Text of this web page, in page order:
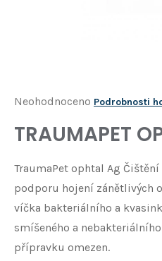
Průměrné
produktu
z
Neohodnoceno Podrobnosti
TRAUMAPET
TraumaPet ophtal Ag
podporu hojení zánětlivých
víčka bakteriálního a
smíšeného a
přípravku omezen.
D
o
p
o
r
u
č
u
j